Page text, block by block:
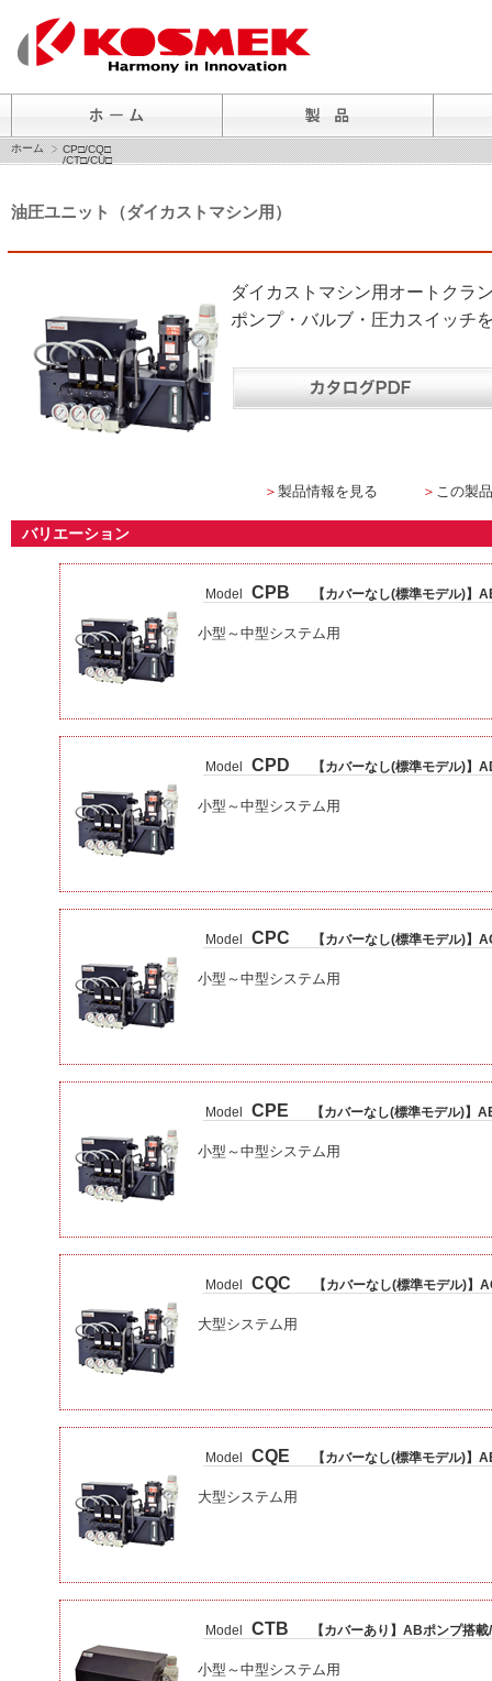
ホーム
CP□/CQ□
/CT□/CU□
油圧ユニット（ダイカストマシン用）
ダイカストマシン用オートクラ
ポンプ・バルブ・圧力スイッチ
＞ 製品情報を見る ＞ この製
バリエーション
Model CPB 【カバーなし(標準モデル)】
小型～中型システム用
Model CPD 【カバーなし(標準モデル)】
小型～中型システム用
Model CPC 【カバーなし(標準モデル)】
小型～中型システム用
Model CPE 【カバーなし(標準モデル)】
小型～中型システム用
Model CQC 【カバーなし(標準モデル)】
大型システム用
Model CQE 【カバーなし(標準モデル)】
大型システム用
Model CTB 【カバーあり】ABポンプ搭
小型～中型システム用